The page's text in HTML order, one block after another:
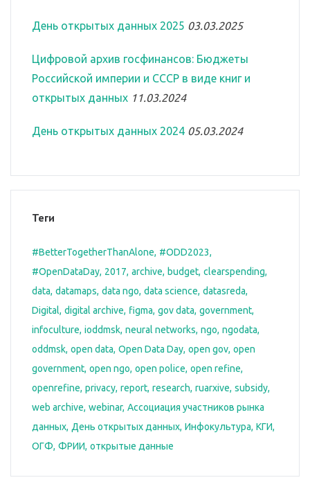
День открытых данных 2025 03.03.2025
Цифровой архив госфинансов: Бюджеты
Российской империи и СССР в виде книг и
открытых данных 11.03.2024
День открытых данных 2024 05.03.2024
Теги
#BetterTogetherThanAlone #ODD2023
#OpenDataDay 2017 archive budget clearspending
data datamaps data ngo data science datasreda
Digital digital archive figma gov data government
infoculture ioddmsk neural networks ngo ngodata
oddmsk open data Open Data Day open gov open
government open ngo open police open refine
openrefine privacy report research ruarxive subsidy
web archive webinar Ассоциация участников рынка
данных День открытых данных Инфокультура КГИ
ОГФ ФРИИ открытые данные